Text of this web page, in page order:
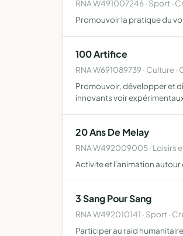
RNA W491007246 · Sport ·
Promouvoir la pratique du
100 Artifice
RNA W691089739 · Culture ·
Promouvoir, développer et
innovants voir
20 Ans De Melay
RNA W492009005 · Loisirs
Activite et l'animation autour
3 Sang Pour Sang
RNA W492010141 · Sport ·
Participer au raid